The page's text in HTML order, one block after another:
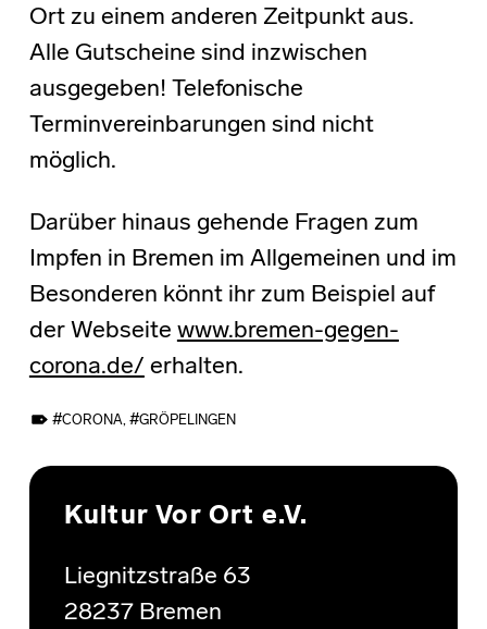
Ort zu einem anderen Zeitpunkt aus.
Alle Gutscheine sind inzwischen
ausgegeben! Telefonische
Terminvereinbarungen sind nicht
möglich.
Darüber hinaus gehende Fragen zum
Impfen in Bremen im Allgemeinen und im
Besonderen könnt ihr zum Beispiel auf
der Webseite www.bremen-gegen-
corona.de/ erhalten.
CORONA, GRÖPELINGEN
Skip back to main navigation
Kultur Vor Ort e.V.
Liegnitzstraße 63
28237 Bremen